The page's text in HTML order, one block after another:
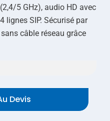
5 GHz), audio HD avec
lignes SIP. Sécurisé par
câble réseau grâce
Devis